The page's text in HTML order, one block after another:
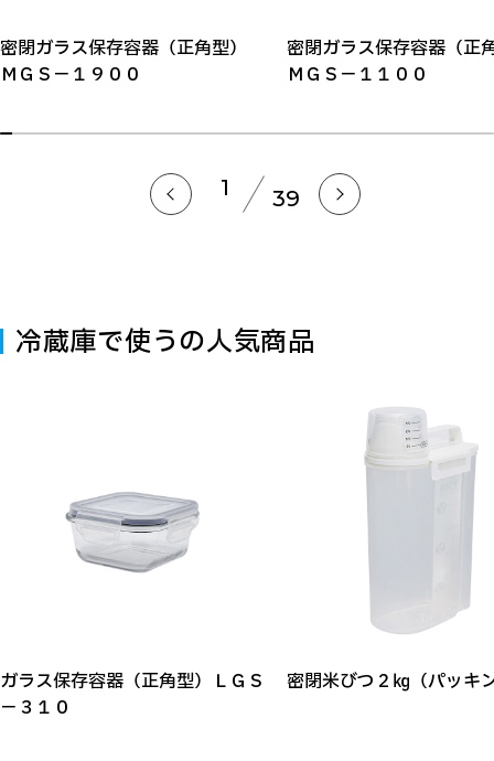
密閉ガラス保存容器（正角型）
ＭＧＳ－１９００
密閉ガラス保存容器（
ＭＧＳ－１１００
1 39
冷蔵庫で使うの人気商品
ガラス保存容器（正角型）ＬＧＳ
－３１０
密閉米びつ２㎏（パッキ